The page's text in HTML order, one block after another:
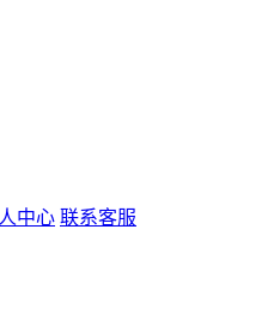
中心 联系客服